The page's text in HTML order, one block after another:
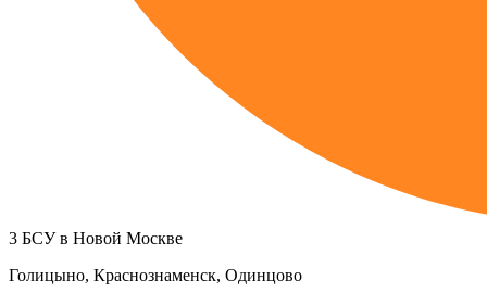
3 БСУ в Новой Москве
Голицыно, Краснознаменск, Одинцово